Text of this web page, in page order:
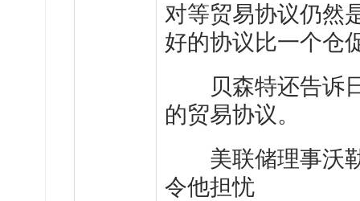
对等贸易协议仍然
好的协议比一个仓
贝森特还告诉日
的贸易协议。
美联储理事沃勒
令他担忧